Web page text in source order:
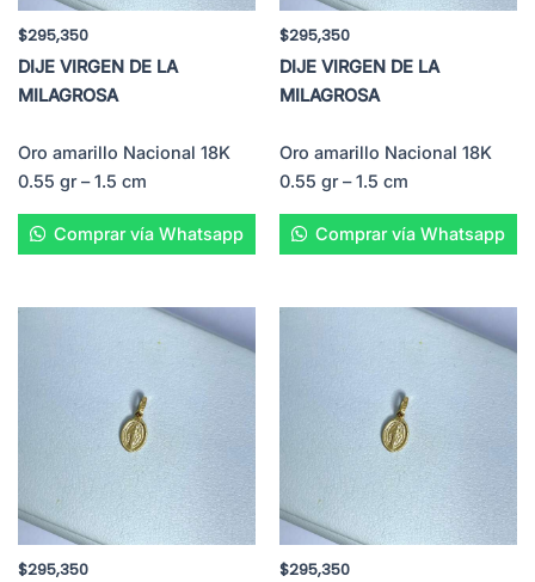
$295,350
DIJE VIRGEN DE LA
MILAGROSA
Oro amarillo Nacional 18K
0.55 gr – 1.5 cm
Comprar vía Whatsapp
$295,350
DIJE VIRGEN DE LA
MILAGROSA
Oro amarillo Nacional 18K
0.55 gr – 1.5 cm
Comprar vía Whatsapp
$295,350 $295,350